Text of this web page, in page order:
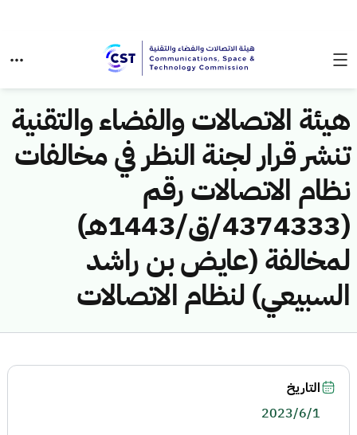
هيئة الاتصالات والفضاء والتقنية
تنشر قرار لجنة النظر في مخالفات
نظام الاتصالات رقم
(4374333/ق/1443هـ)
لمخالفة (عايض بن راشد
السبيعي) لنظام الاتصالات
التاريخ
2023/6/1